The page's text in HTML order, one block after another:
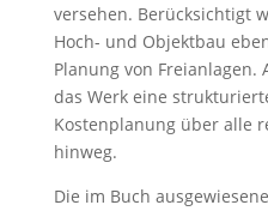
versehen. Berücksichtigt
Hoch- und Objektbau
Planung von Freianlagen.
das Werk eine
Kostenplanung über alle
hinweg.
Die im Buch